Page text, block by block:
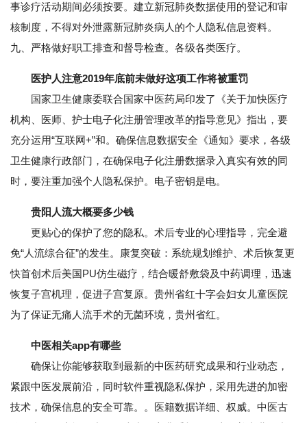
事诊疗活动期间必须按要。建立新冠肺炎数据使用的登记和审
核制度，不得对外泄露新冠肺炎病人的个人隐私信息资料。
九、严格做好职工排查和督导检查。各级各类医疗。
医护人注意2019年底前未做好这项工作将被重罚
国家卫生健康委联合国家中医药局印发了《关于加快医疗
机构、医师、护士电子化注册管理改革的指导意见》指出，要
充分运用“互联网+”和。确保信息数据安全《通知》要求，各级
卫生健康行政部门，在确保电子化注册数据录入真实有效的同
时，要注重加强个人隐私保护。电子密钥是电。
贵阳人流大概要多少钱
更贴心的保护了您的隐私。术后专业的心理指导，完全避
免“人流综合征”的发生。康复突破：系统规划维护、术后恢复更
快首创术后美国PU仿生磁疗，结合暖舒敷袋及中药调理，迅速
恢复子宫机理，促进子宫复原。贵州省红十字会妇女儿童医院
为了保证无痛人流手术的无菌环境，贵州省红。
中医相关app有哪些
确保让你能够获取到最新的中医药研究成果和行业动态，
紧跟中医发展前沿，同时软件重视隐私保护，采用先进的加密
技术，确保信息的安全可靠。。医籍数据详细、权威。中医古